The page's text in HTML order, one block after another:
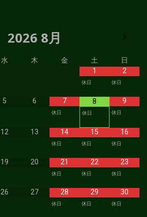
2026 8月
水 木 金 土
日
1
休日
2
休日
5 6 7
休日
8
休日
9
休日
12 13 14
休日
15
休日
16
休日
19 20 21
休日
22
休日
23
休日
26 27 28
休日
29
休日
30
休日